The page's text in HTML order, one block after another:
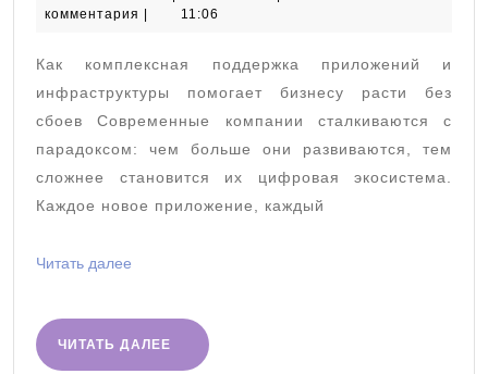
приложений
и
инфраструктуры
помогает
бизнесу
расти
сбоев
июля
комментария
11:06
Как комплексная поддержка приложений и
инфраструктуры помогает бизнесу расти без
сбоев Современные компании сталкиваются с
парадоксом: чем больше они развиваются, тем
сложнее становится их цифровая экосистема.
Каждое новое приложение, каждый
Читать далее
ЧИТАТЬ ДАЛЕЕ
ЧИТАТЬ
ДАЛЕЕ